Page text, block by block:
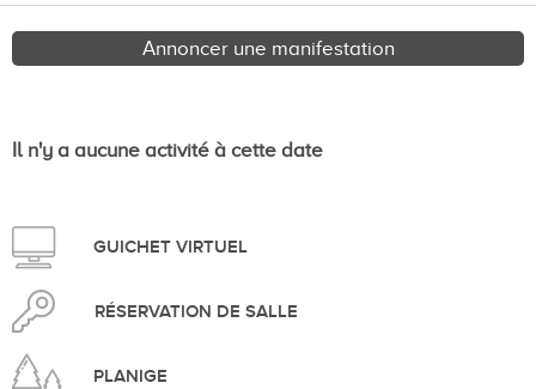
Annoncer une manifestation
Il n'y a aucune activité à cette date
GUICHET VIRTUEL
RÉSERVATION DE SALLE
PLANIGE